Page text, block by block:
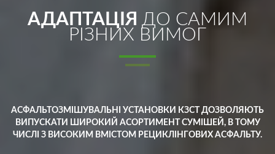
АДАПТАЦІЯ ДО САМИМ
РІЗНИХ ВИМОГ
АСФАЛЬТОЗМІШУВАЛЬНІ УСТАНОВКИ КЗСТ ДОЗВОЛЯЮТЬ
ВИПУСКАТИ ШИРОКИЙ АСОРТИМЕНТ СУМІШЕЙ, В ТОМУ
ЧИСЛІ З ВИСОКИМ ВМІСТОМ РЕЦИКЛІНГОВИХ АСФАЛЬТУ.